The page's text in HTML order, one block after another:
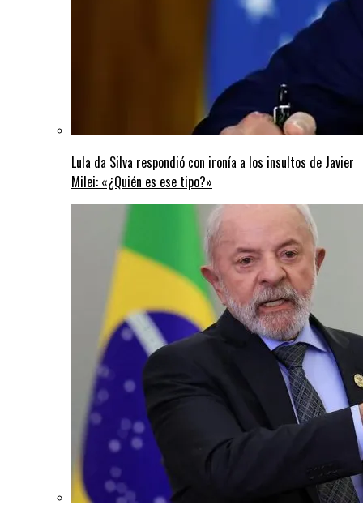
Lula da Silva respondió con ironía a los insultos de Javier
Milei: «¿Quién es ese tipo?»